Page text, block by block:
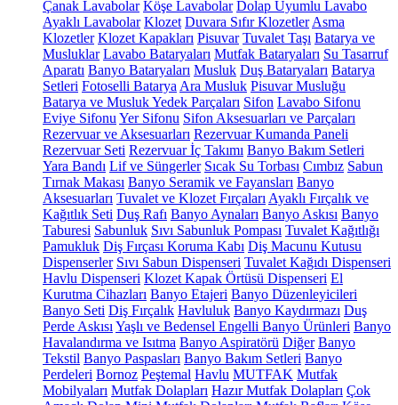
Çanak Lavabolar Köşe Lavabolar Dolap Uyumlu Lavabo
Ayaklı Lavabolar Klozet Duvara Sıfır Klozetler Asma
Klozetler Klozet Kapakları Pisuvar Tuvalet Taşı Batarya ve
Musluklar Lavabo Bataryaları Mutfak Bataryaları Su Tasarruf
Aparatı Banyo Bataryaları Musluk Duş Bataryaları Batarya
Setleri Fotoselli Batarya Ara Musluk Pisuvar Musluğu
Batarya ve Musluk Yedek Parçaları Sifon Lavabo Sifonu
Eviye Sifonu Yer Sifonu Sifon Aksesuarları ve Parçaları
Rezervuar ve Aksesuarları Rezervuar Kumanda Paneli
Rezervuar Seti Rezervuar İç Takımı Banyo Bakım Setleri
Yara Bandı Lif ve Süngerler Sıcak Su Torbası Cımbız Sabun
Tırnak Makası Banyo Seramik ve Fayansları Banyo
Aksesuarları Tuvalet ve Klozet Fırçaları Ayaklı Fırçalık ve
Kağıtlık Seti Duş Rafı Banyo Aynaları Banyo Askısı Banyo
Taburesi Sabunluk Sıvı Sabunluk Pompası Tuvalet Kağıtlığı
Pamukluk Diş Fırçası Koruma Kabı Diş Macunu Kutusu
Dispenserler Sıvı Sabun Dispenseri Tuvalet Kağıdı Dispenseri
Havlu Dispenseri Klozet Kapak Örtüsü Dispenseri El
Kurutma Cihazları Banyo Etajeri Banyo Düzenleyicileri
Banyo Seti Diş Fırçalık Havluluk Banyo Kaydırmazı Duş
Perde Askısı Yaşlı ve Bedensel Engelli Banyo Ürünleri Banyo
Havalandırma ve Isıtma Banyo Aspiratörü Diğer Banyo
Tekstil Banyo Paspasları Banyo Bakım Setleri Banyo
Perdeleri Bornoz Peştemal Havlu MUTFAK Mutfak
Mobilyaları Mutfak Dolapları Hazır Mutfak Dolapları Çok